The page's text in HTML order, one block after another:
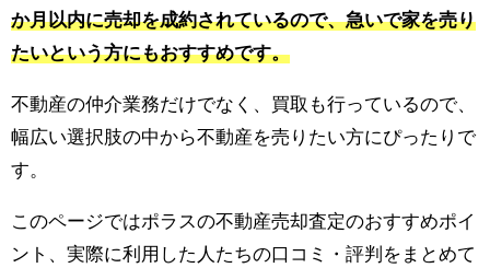
か月以内に売却を成約されているので、急いで家を売り
たいという方にもおすすめです。
不動産の仲介業務だけでなく、買取も行っているので、
幅広い選択肢の中から不動産を売りたい方にぴったりで
す。
このページではポラスの不動産売却査定のおすすめポイ
ント、実際に利用した人たちの口コミ・評判をまとめて